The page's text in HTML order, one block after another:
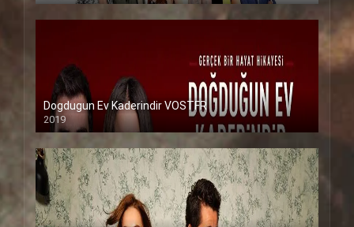
Dogdugun Ev Kaderindir VOSTFR
2019